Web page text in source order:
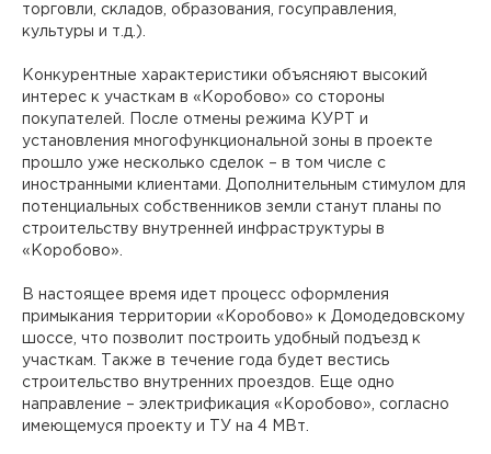
торговли, складов, образования, госуправления,
культуры и т.д.).
Конкурентные характеристики объясняют высокий
интерес к участкам в «Коробово» со стороны
покупателей. После отмены режима КУРТ и
установления многофункциональной зоны в проекте
прошло уже несколько сделок – в том числе с
иностранными клиентами. Дополнительным стимулом для
потенциальных собственников земли станут планы по
строительству внутренней инфраструктуры в
«Коробово».
В настоящее время идет процесс оформления
примыкания территории «Коробово» к Домодедовскому
шоссе, что позволит построить удобный подъезд к
участкам. Также в течение года будет вестись
строительство внутренних проездов. Еще одно
направление – электрификация «Коробово», согласно
имеющемуся проекту и ТУ на 4 МВт.